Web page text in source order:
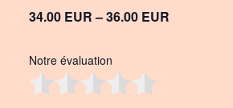
34.00 EUR – 36.00 EUR
Notre évaluation